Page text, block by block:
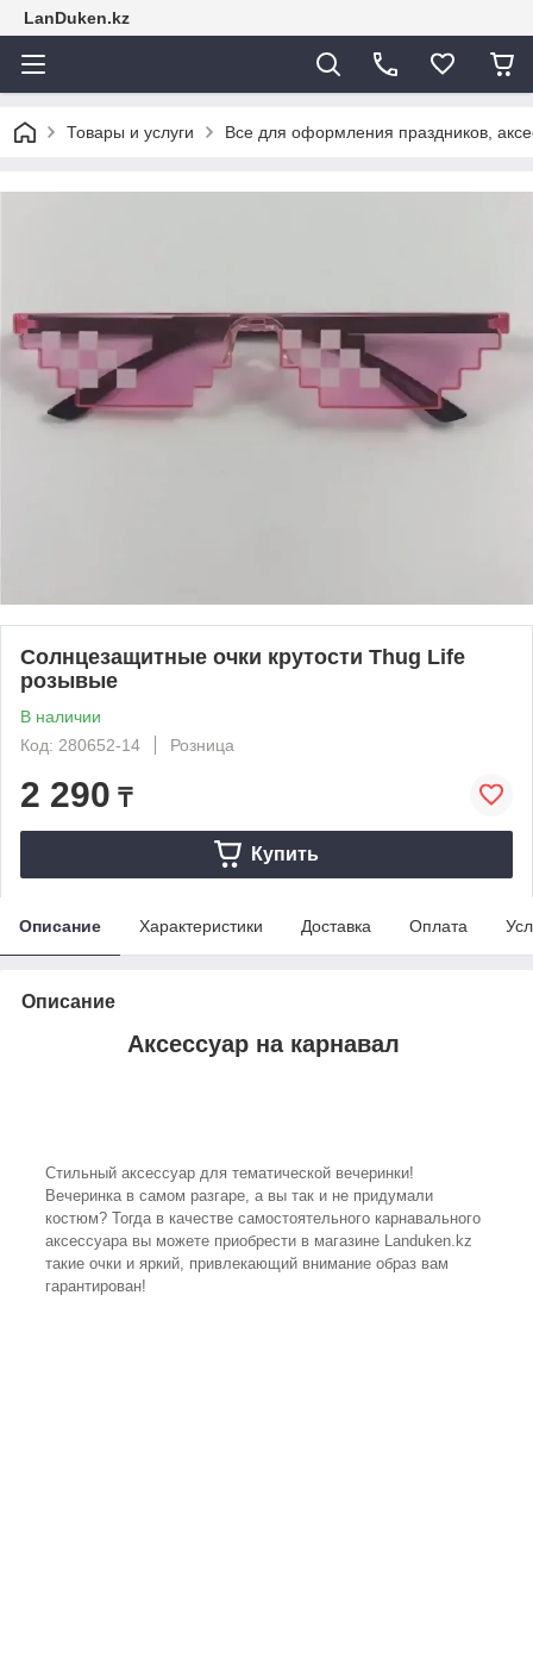
LanDuken.kz
Товары и услуги Все для оформления праздников,
Солнцезащитные очки крутости Thug Life
розывые
В наличии
Код: 280652-14
Розница
2 290 ₸
Купить
Описание Характеристики Доставка Оплата
Описание
Аксессуар на карнавал
Стильный аксессуар для тематической вечеринки!
Вечеринка в самом разгаре, а вы так и не придумали
костюм? Тогда в качестве самостоятельного карнавального
аксессуара вы можете приобрести в магазине Landuken.kz
такие очки и яркий, привлекающий внимание образ вам
гарантирован!